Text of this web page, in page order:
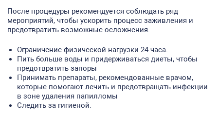
После процедуры рекомендуется соблюдать ряд
мероприятий, чтобы ускорить процесс заживления и
предотвратить возможные осложнения:
Ограничение физической нагрузки 24 часа.
Пить больше воды и придерживаться диеты, чтобы
предотвратить запоры
Принимать препараты, рекомендованные врачом,
которые помогают лечить и предотвращать инфекции
в зоне удаления папилломы
Следить за гигиеной.